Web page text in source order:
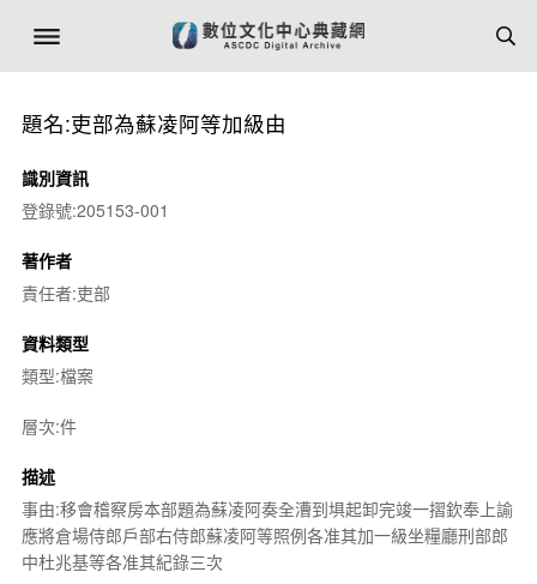
題名:吏部為蘇凌阿等加級由
識別資訊
登錄號:205153-001
著作者
責任者:吏部
資料類型
類型:檔案
層次:件
描述
事由:移會稽察房本部題為蘇凌阿奏全漕到埧起卸完竣一摺欽奉上諭
應將倉場侍郎戶部右侍郎蘇凌阿等照例各准其加一級坐糧廳刑部郎
中杜兆基等各准其紀錄三次